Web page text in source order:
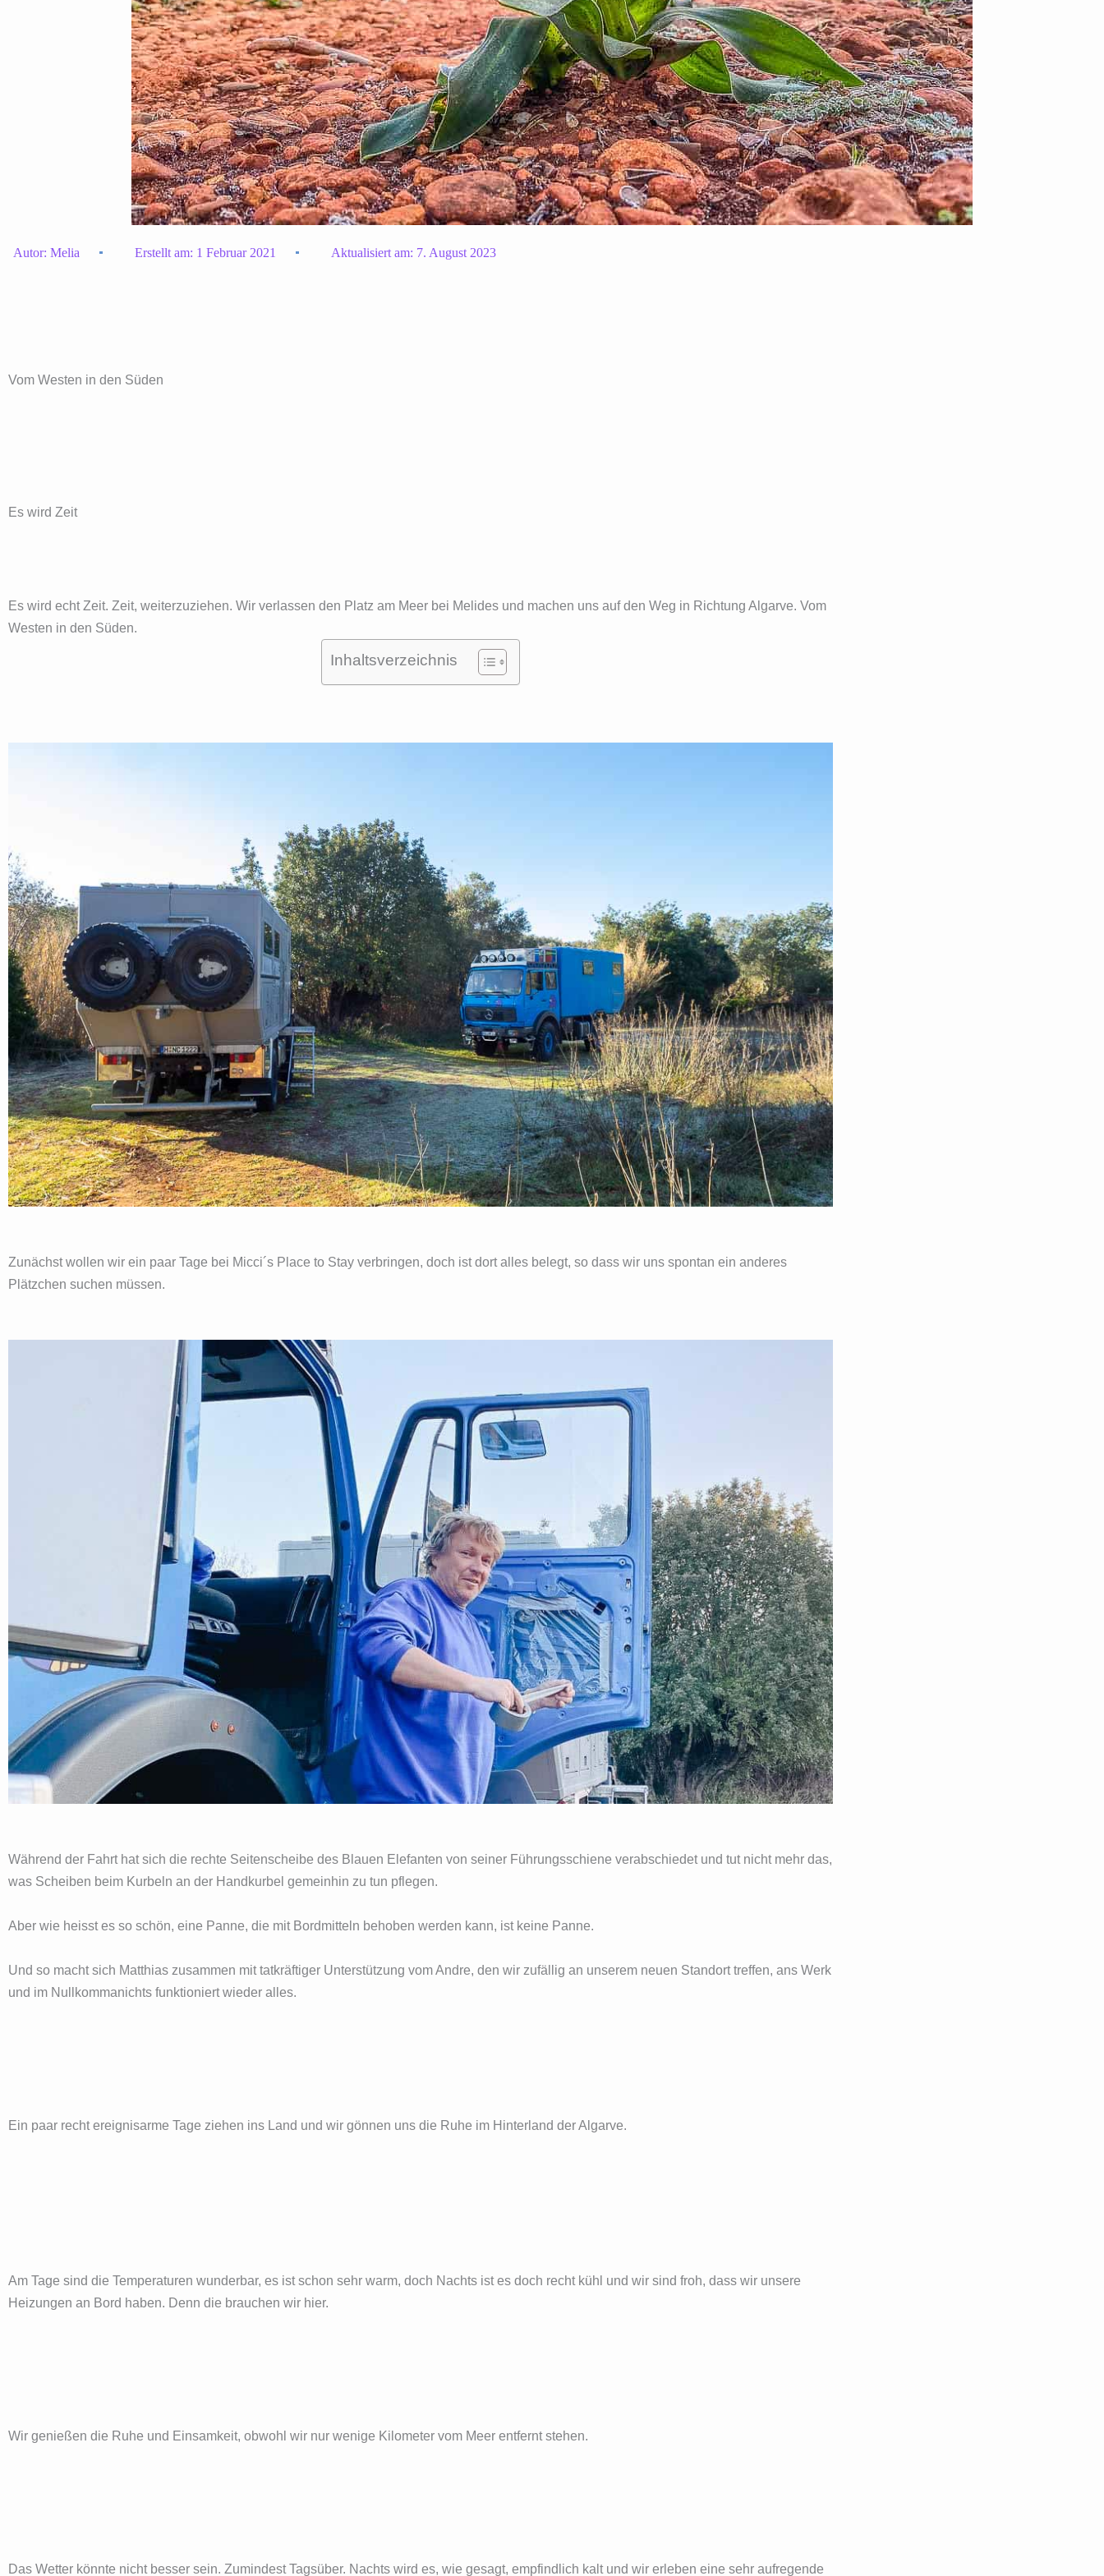
Autor: Melia Erstellt am: 1 Februar 2021 Aktualisiert am: 7. August 2023
Vom Westen in den Süden
Es wird Zeit
Es wird echt Zeit. Zeit, weiterzuziehen. Wir verlassen den Platz am Meer bei Melides und machen uns auf den Weg in Richtung Algarve. Vom
Westen in den Süden.
Inhaltsverzeichnis
Zunächst wollen wir ein paar Tage bei Micci´s Place to Stay verbringen, doch ist dort alles belegt, so dass wir uns spontan ein anderes
Plätzchen suchen müssen.
Während der Fahrt hat sich die rechte Seitenscheibe des Blauen Elefanten von seiner Führungsschiene verabschiedet und tut nicht mehr das,
was Scheiben beim Kurbeln an der Handkurbel gemeinhin zu tun pflegen.
Aber wie heisst es so schön, eine Panne, die mit Bordmitteln behoben werden kann, ist keine Panne.
Und so macht sich Matthias zusammen mit tatkräftiger Unterstützung vom Andre, den wir zufällig an unserem neuen Standort treffen, ans Werk
und im Nullkommanichts funktioniert wieder alles.
Ein paar recht ereignisarme Tage ziehen ins Land und wir gönnen uns die Ruhe im Hinterland der Algarve.
Am Tage sind die Temperaturen wunderbar, es ist schon sehr warm, doch Nachts ist es doch recht kühl und wir sind froh, dass wir unsere
Heizungen an Bord haben. Denn die brauchen wir hier.
Wir genießen die Ruhe und Einsamkeit, obwohl wir nur wenige Kilometer vom Meer entfernt stehen.
Das Wetter könnte nicht besser sein. Zumindest Tagsüber. Nachts wird es, wie gesagt, empfindlich kalt und wir erleben eine sehr aufregende